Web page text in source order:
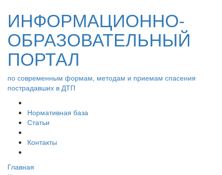
ИНФОРМАЦИОННО-
ОБРАЗОВАТЕЛЬНЫЙ
ПОРТАЛ
по современным формам, методам и приемам спасения
пострадавших в ДТП
Нормативная база
Статьи
Контакты
Главная